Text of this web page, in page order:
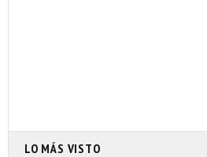
LO MÁS VISTO